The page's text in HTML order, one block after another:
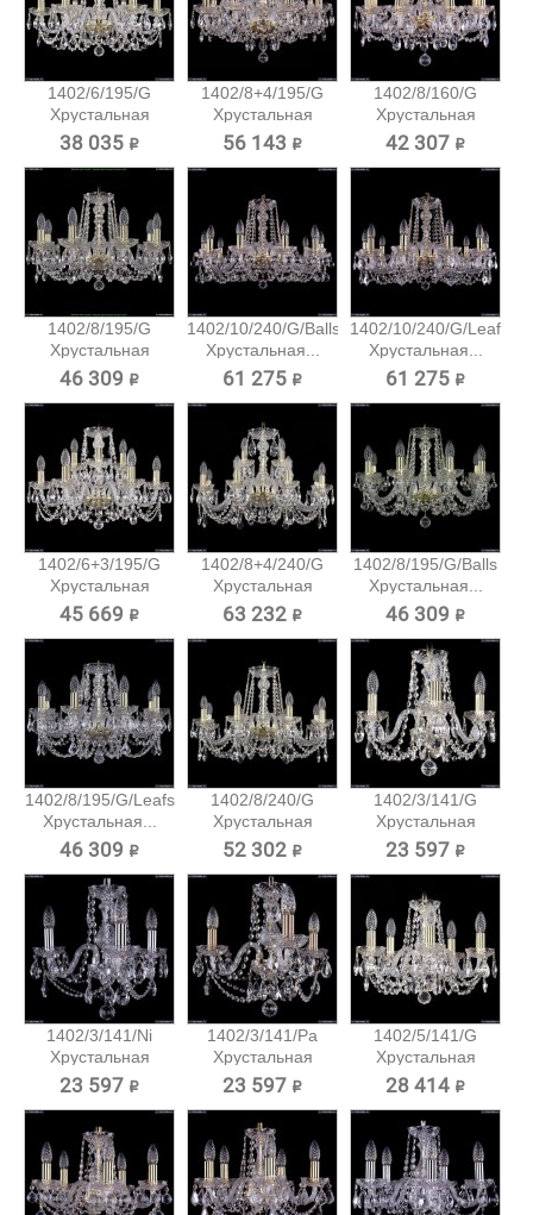
1402/6/195/G
Хрустальная
подвесная...
38 035 ₽
1402/8+4/195/G
Хрустальная
подвесная...
56 143 ₽
1402/8/160/G
Хрустальная
подвесная...
42 307 ₽
1402/8/195/G
Хрустальная
подвесная...
46 309 ₽
1402/10/240/G/Balls
Хрустальная...
61 275 ₽
1402/10/240/G/Leafs
Хрустальная...
61 275 ₽
1402/6+3/195/G
Хрустальная
подвесная...
45 669 ₽
1402/8+4/240/G
Хрустальная
подвесная...
63 232 ₽
1402/8/195/G/Balls
Хрустальная...
46 309 ₽
1402/8/195/G/Leafs
Хрустальная...
46 309 ₽
1402/8/240/G
Хрустальная
подвесная...
52 302 ₽
1402/3/141/G
Хрустальная
подвесная...
23 597 ₽
1402/3/141/Ni
Хрустальная
подвесная...
23 597 ₽
1402/3/141/Pa
Хрустальная
подвесная...
23 597 ₽
1402/5/141/G
Хрустальная
подвесная...
28 414 ₽